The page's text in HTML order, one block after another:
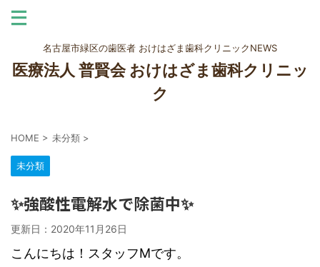
名古屋市緑区の歯医者 おけはざま歯科クリニックNEWS
医療法人 普賢会 おけはざま歯科クリニッ
ク
HOME > 未分類 >
未分類
✨強酸性電解水で除菌中✨
更新日： 2020年11月26日
こんにちは！スタッフMです。